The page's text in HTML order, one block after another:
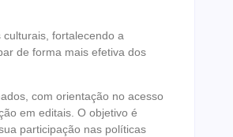
fortalecendo a
de forma mais efetiva dos
com orientação no acesso
em editais. O objetivo é
participação nas políticas